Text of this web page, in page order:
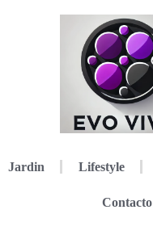
Jardin Lifestyle
Contacto